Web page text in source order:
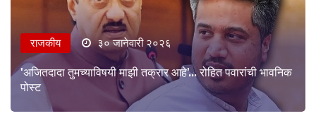
राजकीय ३० जानेवारी २०२६
'अजितदादा तुमच्याविषयी माझी तक्रार आहे'... रोहित पवारांची भावनिक
पोस्ट